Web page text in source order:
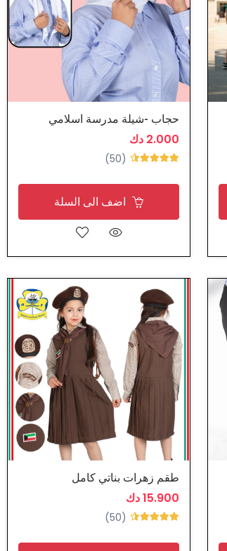
حجاب -شيلة مدرسة اسلامي
2.000 دك
(50)
اضف الى السلة
طقم زهرات بناتي كامل
15.900 دك
(50)